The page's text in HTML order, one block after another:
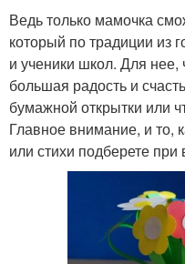
Ведь только мамочка
который по традиции из
и ученики школ. Для
большая радость и
бумажной открытки или
Главное внимание, и то,
или стихи подберете при